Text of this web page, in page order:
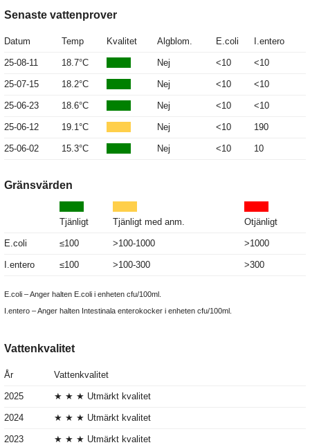
Senaste vattenprover
Datum Temp Kvalitet Algblom. E.coli I.entero
25-08-11 18.7°C Nej <10 <10
25-07-15 18.2°C Nej <10 <10
25-06-23 18.6°C Nej <10 <10
25-06-12 19.1°C Nej <10 190
25-06-02 15.3°C Nej <10 10
Gränsvärden
Tjänligt Tjänligt med anm. Otjänligt
E.coli ≤100 >100-1000 >1000
I.entero ≤100 >100-300 >300
E.coli – Anger halten E.coli i enheten cfu/100ml.
I.entero – Anger halten Intestinala enterokocker i enheten cfu/100ml.
Vattenkvalitet
År Vattenkvalitet
2025 ★ ★ ★ Utmärkt kvalitet
2024 ★ ★ ★ Utmärkt kvalitet
2023 ★ ★ ★ Utmärkt kvalitet